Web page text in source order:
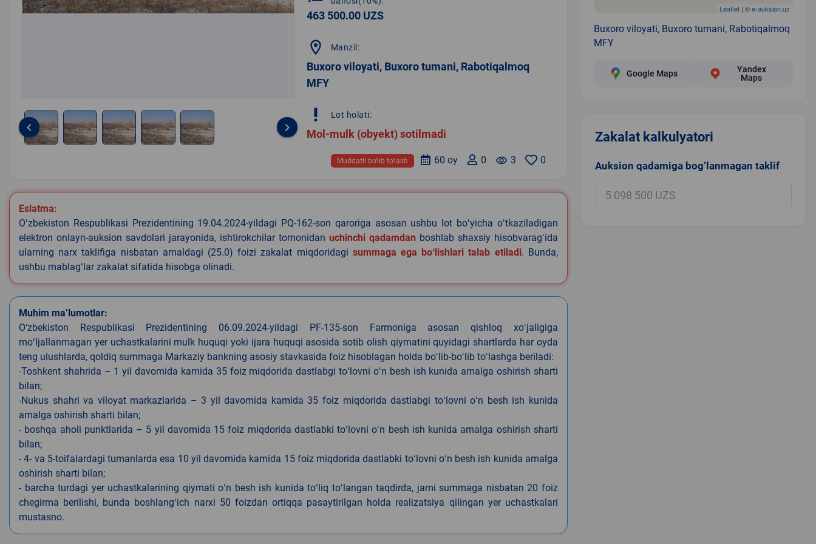
keyboard_arrow_left keyboard_arrow_right
463 500.00 UZS
location_on Manzil:
Buxoro viloyati, Buxoro tumani, Rabotiqalmoq
MFY
priority_high Lot holati:
Mol-mulk (obyekt) sotilmadi
0
remove_red_eye 3
0
60 oy
Muddatli bo‘lib to‘lash
Eslatma:
Oʻzbekiston Respublikasi Prezidentining 19.04.2024-yildagi PQ-162-son qaroriga asosan ushbu lot boʻyicha oʻtkaziladigan
elektron onlayn-auksion savdolari jarayonida, ishtirokchilar tomonidan uchinchi qadamdan boshlab shaxsiy hisobvaragʻida
ularning narx taklifiga nisbatan amaldagi (25.0) foizi zakalat miqdoridagi summaga ega boʻlishlari talab etiladi. Bunda,
ushbu mablagʻlar zakalat sifatida hisobga olinadi.
Muhim ma’lumotlar:
O‘zbekiston Respublikasi Prezidentining 06.09.2024-yildagi PF-135-son Farmoniga asosan qishloq xoʻjaligiga
moʻljallanmagan yer uchastkalarini mulk huquqi yoki ijara huquqi asosida sotib olish qiymatini quyidagi shartlarda har oyda
teng ulushlarda, qoldiq summaga Markaziy bankning asosiy stavkasida foiz hisoblagan holda boʻlib-boʻlib toʻlashga beriladi:
-Toshkent shahrida – 1 yil davomida kamida 35 foiz miqdorida dastlabgi toʻlovni oʻn besh ish kunida amalga oshirish sharti
bilan;
-Nukus shahri va viloyat markazlarida – 3 yil davomida kamida 35 foiz miqdorida dastlabgi toʻlovni oʻn besh ish kunida
amalga oshirish sharti bilan;
- boshqa aholi punktlarida – 5 yil davomida 15 foiz miqdorida dastlabki toʻlovni oʻn besh ish kunida amalga oshirish sharti
bilan;
- 4- va 5-toifalardagi tumanlarda esa 10 yil davomida kamida 15 foiz miqdorida dastlabki toʻlovni oʻn besh ish kunida amalga
oshirish sharti bilan;
- barcha turdagi yer uchastkalarining qiymati oʻn besh ish kunida toʻliq toʻlangan taqdirda, jami summaga nisbatan 20 foiz
chegirma berilishi, bunda boshlangʻich narxi 50 foizdan ortiqqa pasaytirilgan holda realizatsiya qilingan yer uchastkalari
mustasno.
Leaflet| ©e-auksion.uz
Buxoro viloyati, Buxoro tumani, Rabotiqalmoq
MFY
Google Maps
Yandex
Maps
Zakalat kalkulyatori
Auksion qadamiga bog‘lanmagan taklif